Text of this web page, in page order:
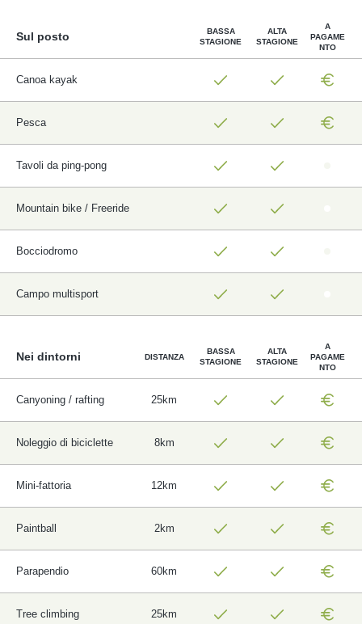
Sul posto
BASSA
STAGIONE
ALTA
STAGIONE
A
PAGAME
NTO
Canoa kayak
Pesca
Tavoli da ping-pong
Mountain bike / Freeride
Bocciodromo
Campo multisport
Nei dintorni DISTANZA
BASSA
STAGIONE
ALTA
STAGIONE
A
PAGAME
NTO
Canyoning / rafting 25km
Noleggio di biciclette 8km
Mini-fattoria 12km
Paintball 2km
Parapendio 60km
Tree climbing 25km